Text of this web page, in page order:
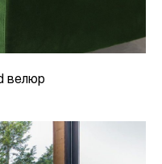
велюр